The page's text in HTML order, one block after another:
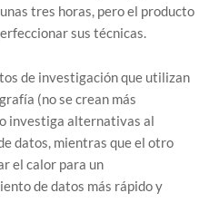
tres horas, pero el producto
sus técnicas.
de investigación que utilizan
(no se crean más
investiga alternativas al
datos, mientras que el otro
el calor para un
de datos más rápido y